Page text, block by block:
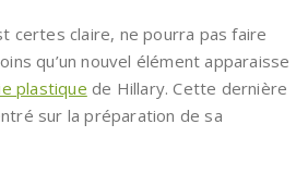
certes claire, ne pourra pas faire
qu’un nouvel élément apparaisse
plastique de Hillary. Cette dernière
sur la préparation de sa